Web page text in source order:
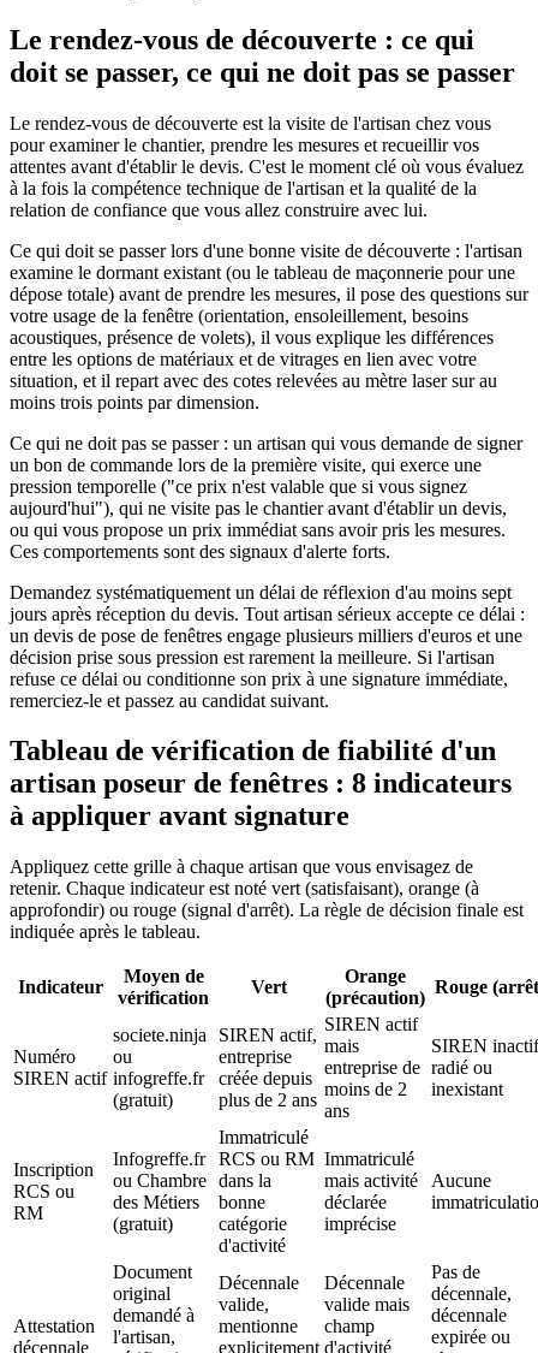
Le rendez-vous de découverte : ce qui
doit se passer, ce qui ne doit pas se passer
Le rendez-vous de découverte est la visite de l'artisan chez vous
pour examiner le chantier, prendre les mesures et recueillir vos
attentes avant d'établir le devis. C'est le moment clé où vous évaluez
à la fois la compétence technique de l'artisan et la qualité de la
relation de confiance que vous allez construire avec lui.
Ce qui doit se passer lors d'une bonne visite de découverte : l'artisan
examine le dormant existant (ou le tableau de maçonnerie pour une
dépose totale) avant de prendre les mesures, il pose des questions sur
votre usage de la fenêtre (orientation, ensoleillement, besoins
acoustiques, présence de volets), il vous explique les différences
entre les options de matériaux et de vitrages en lien avec votre
situation, et il repart avec des cotes relevées au mètre laser sur au
moins trois points par dimension.
Ce qui ne doit pas se passer : un artisan qui vous demande de signer
un bon de commande lors de la première visite, qui exerce une
pression temporelle ("ce prix n'est valable que si vous signez
aujourd'hui"), qui ne visite pas le chantier avant d'établir un devis,
ou qui vous propose un prix immédiat sans avoir pris les mesures.
Ces comportements sont des signaux d'alerte forts.
Demandez systématiquement un délai de réflexion d'au moins sept
jours après réception du devis. Tout artisan sérieux accepte ce délai :
un devis de pose de fenêtres engage plusieurs milliers d'euros et une
décision prise sous pression est rarement la meilleure. Si l'artisan
refuse ce délai ou conditionne son prix à une signature immédiate,
remerciez-le et passez au candidat suivant.
Tableau de vérification de fiabilité d'un
artisan poseur de fenêtres : 8 indicateurs
à appliquer avant signature
Appliquez cette grille à chaque artisan que vous envisagez de
retenir. Chaque indicateur est noté vert (satisfaisant), orange (à
approfondir) ou rouge (signal d'arrêt). La règle de décision finale est
indiquée après le tableau.
Indicateur
Moyen de
vérification
Vert
Orange
(précaution)
Rouge
Numéro
SIREN actif
societe.ninja
ou
infogreffe.fr
(gratuit)
SIREN actif,
entreprise
créée depuis
plus de 2 ans
SIREN actif
mais
entreprise de
moins de 2
ans
SIREN
radié ou
inexistant
Inscription
RCS ou
RM
Infogreffe.fr
ou Chambre
des Métiers
(gratuit)
Immatriculé
RCS ou RM
dans la
bonne
catégorie
d'activité
Immatriculé
mais activité
déclarée
imprécise
Aucune
Attestation
décennale
Document
original
demandé à
l'artisan,
Décennale
valide,
mentionne
explicitement
Décennale
valide mais
champ
d'activité
Pas de
décennale,
décennale
expirée ou